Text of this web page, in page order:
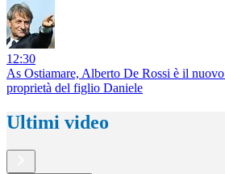
12:30
As Ostiamare, Alberto De Rossi è il
proprietà del figlio Daniele
Ultimi video